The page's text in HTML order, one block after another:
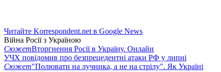
Читайте Korrespondent.net в Google News
Війна Росії з Україною
СюжетВторгнення Росії в Україну. Онлайн
УЧХ повідомив про безпрецедентні атаки РФ у липні
Сюжет"Полювати на лучника, а не на стрілу". Як Україні